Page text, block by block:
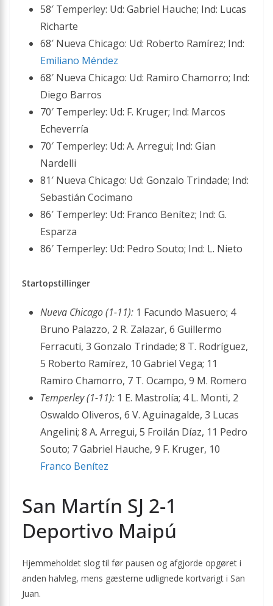
58′ Temperley: Ud: Gabriel Hauche; Ind: Lucas
Richarte
68′ Nueva Chicago: Ud: Roberto Ramírez; Ind:
Emiliano Méndez
68′ Nueva Chicago: Ud: Ramiro Chamorro; Ind:
Diego Barros
70′ Temperley: Ud: F. Kruger; Ind: Marcos
Echeverría
70′ Temperley: Ud: A. Arregui; Ind: Gian
Nardelli
81′ Nueva Chicago: Ud: Gonzalo Trindade; Ind:
Sebastián Cocimano
86′ Temperley: Ud: Franco Benítez; Ind: G.
Esparza
86′ Temperley: Ud: Pedro Souto; Ind: L. Nieto
Startopstillinger
Nueva Chicago (1-11): 1 Facundo Masuero; 4
Bruno Palazzo, 2 R. Zalazar, 6 Guillermo
Ferracuti, 3 Gonzalo Trindade; 8 T. Rodríguez,
5 Roberto Ramírez, 10 Gabriel Vega; 11
Ramiro Chamorro, 7 T. Ocampo, 9 M. Romero
Temperley (1-11): 1 E. Mastrolía; 4 L. Monti, 2
Oswaldo Oliveros, 6 V. Aguinagalde, 3 Lucas
Angelini; 8 A. Arregui, 5 Froilán Díaz, 11 Pedro
Souto; 7 Gabriel Hauche, 9 F. Kruger, 10
Franco Benítez
San Martín SJ 2-1
Deportivo Maipú
Hjemmeholdet slog til før pausen og afgjorde opgøret i
anden halvleg, mens gæsterne udlignede kortvarigt i San
Juan.